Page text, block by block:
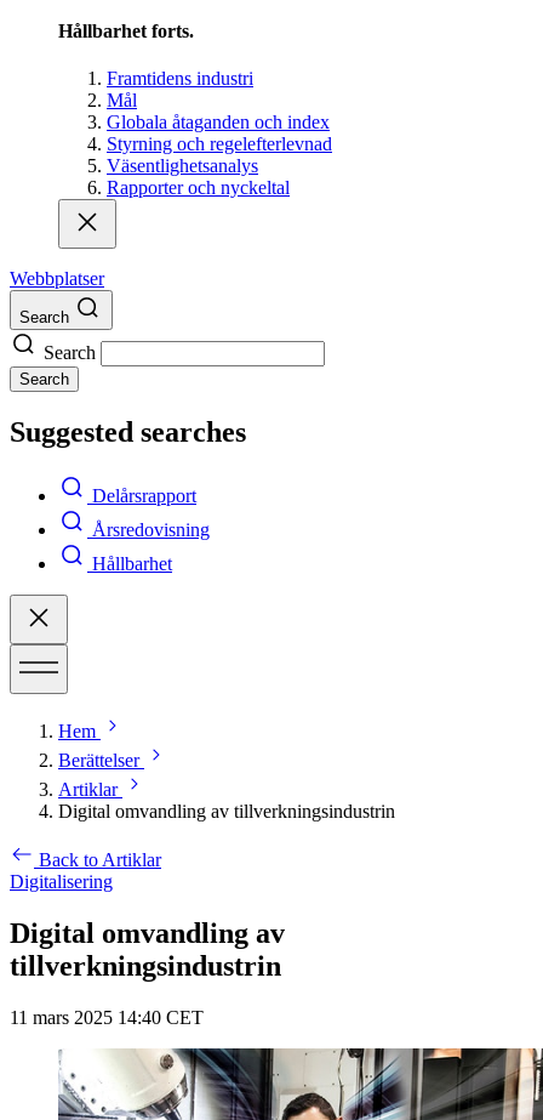
Hållbarhet forts.
Framtidens industri
Mål
Globala åtaganden och index
Styrning och regelefterlevnad
Väsentlighetsanalys
Rapporter och nyckeltal
Webbplatser
Search
Search
Search
Suggested searches
Delårsrapport
Årsredovisning
Hållbarhet
Hem
Berättelser
Artiklar
Digital omvandling av tillverkningsindustrin
Back to Artiklar
Digitalisering
Digital omvandling av
tillverkningsindustrin
11 mars 2025 14:40 CET